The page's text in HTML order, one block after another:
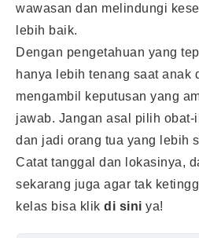
wawasan dan melindungi
lebih baik.
Dengan pengetahuan yang
hanya lebih tenang saat anak
mengambil keputusan yang
jawab. Jangan asal pilih
dan jadi orang tua yang lebih
Catat tanggal dan lokasinya,
sekarang juga agar tak
kelas bisa klik di sini ya!